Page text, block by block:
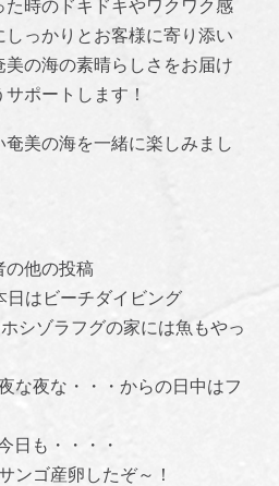
た時のドキドキやワクワク感
しっかりとお客様に寄り添い
美の海の素晴らしさをお届け
ポートします！
奄美の海を一緒に楽しみまし
の他の投稿
日はビーチダイビング
ホシゾラフグの家には魚もやっ
な夜な・・・からの日中はフ
日も・・・・
ンゴ産卵したぞ～！